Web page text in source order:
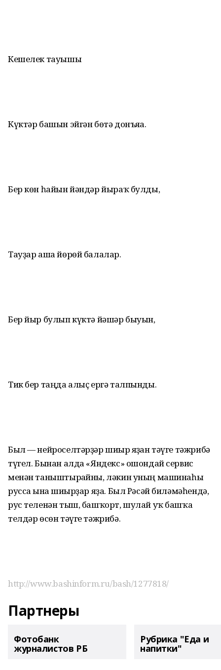
Кешелек тауышы
Күктәр башын эйгән бөтә донъяға.
Бер көн һайын йәндәр йыраҡ булды,
Тауҙар аша йөрөй балалар.
Бер йыр булып күктә йәшәр быуын,
Тик бер таңда алыҫ ергә талпынды.
Был — нейроселтәрҙәр шиғыр яҙған тәүге тәжрибә
түгел. Бынан алда «Яндекс» ошондай сервис
менән таныштырғайны, ләкин уның машинаһы
русса ғына шиғырҙар яҙа. Был Рәсәй биләмәһендә,
рус теленән тыш, башҡорт, шулай уҡ башҡа
телдәр өсөн тәүге тәжрибә.
http://www.bashinform.ru/bash/1277818/
Партнеры
Фотобанк
журналистов РБ
Рубрика "Еда и
напитки"